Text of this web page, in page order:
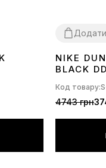
Додати
3637 3839
NIKE
BLACK
Код товару:
4743 грн